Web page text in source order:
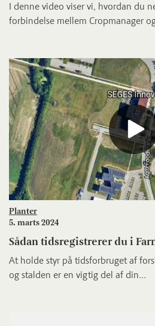
I denne video viser vi, hvordan du
forbindelse mellem Cropmanager
Planter
5. marts 2024
Sådan tidsregistrerer du i
At holde styr på tidsforbruget af
og stalden er en vigtig del af din...